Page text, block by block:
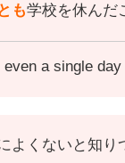
も学校を休んだ
a single
よくないと知り